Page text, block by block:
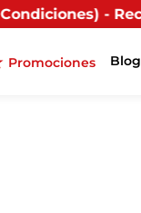
que si
Promociones Blog